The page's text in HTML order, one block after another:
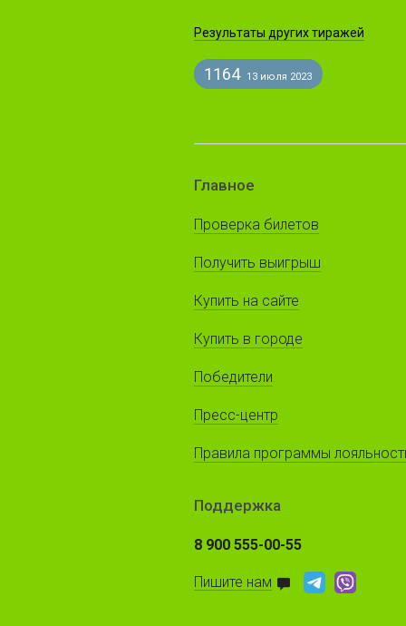
Результаты других тиражей
1164 13 июля 2023
Главное
Проверка билетов
Получить выигрыш
Купить на сайте
Купить в городе
Победители
Пресс-центр
Правила программы
Поддержка
8 900 555-00-55
Пишите нам